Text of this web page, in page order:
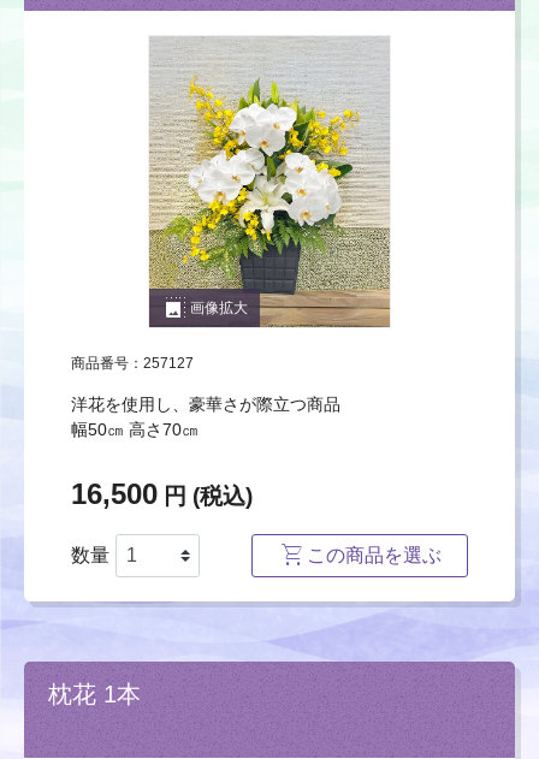
photo_size_select_large 画像拡大
商品番号：257127
洋花を使用し、豪華さが際立つ商品
幅50㎝ 高さ70㎝
16,500 円 (税込)
数量 この商品を選ぶ
枕花 1本